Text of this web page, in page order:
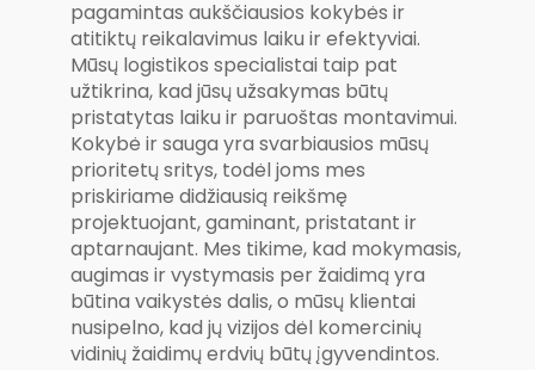
pagamintas aukščiausios kokybės ir
atitiktų reikalavimus laiku ir efektyviai.
Mūsų logistikos specialistai taip pat
užtikrina, kad jūsų užsakymas būtų
pristatytas laiku ir paruoštas montavimui.
Kokybė ir sauga yra svarbiausios mūsų
prioritetų sritys, todėl joms mes
priskiriame didžiausią reikšmę
projektuojant, gaminant, pristatant ir
aptarnaujant. Mes tikime, kad mokymasis,
augimas ir vystymasis per žaidimą yra
būtina vaikystės dalis, o mūsų klientai
nusipelno, kad jų vizijos dėl komercinių
vidinių žaidimų erdvių būtų įgyvendintos.